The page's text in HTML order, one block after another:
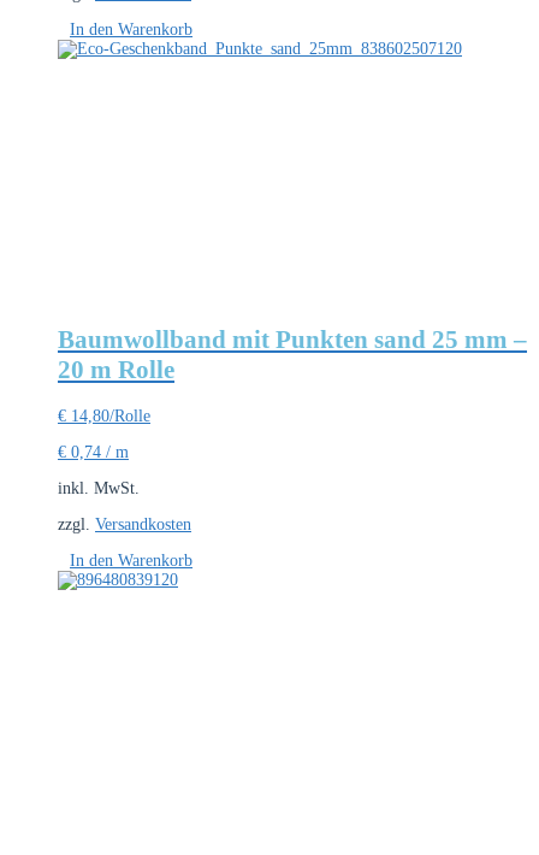
In den Warenkorb
Baumwollband mit Punkten sand 25 mm –
20 m Rolle
€ 14,80/Rolle
€ 0,74 / m
inkl. MwSt.
zzgl. Versandkosten
In den Warenkorb